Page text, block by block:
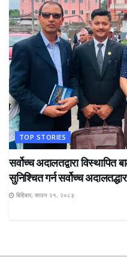
TOP STORIES
सर्वोच्च अदालतद्वारा विस्थापित
सुनिश्चित गर्न सर्वोच्च
बिहिबार, साउन २१, २०८३